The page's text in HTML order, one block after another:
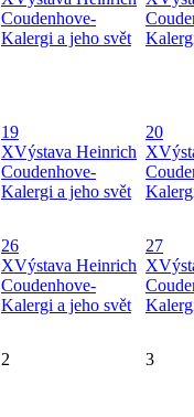
Coudenhove-
Kalergi a jeho svět
19
XVýstava Heinrich
Coudenhove-
Kalergi a jeho svět
20
X
26
XVýstava Heinrich
Coudenhove-
Kalergi a jeho svět
27
X
2 3